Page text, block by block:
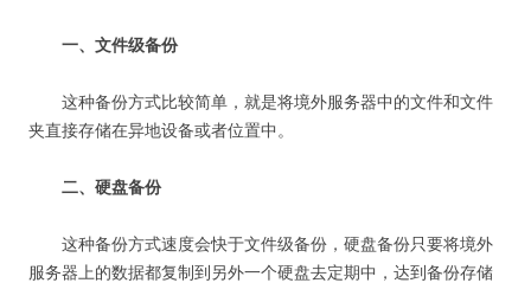
一、文件级备份
这种备份方式比较简单，就是将境外服务器中的文件和文件
夹直接存储在异地设备或者位置中。
二、硬盘备份
这种备份方式速度会快于文件级备份，硬盘备份只要将境外
服务器上的数据都复制到另外一个硬盘去定期中，达到备份存储